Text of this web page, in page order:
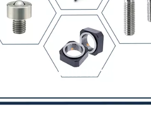
พินค้นหาหัวขนาดใหญ่